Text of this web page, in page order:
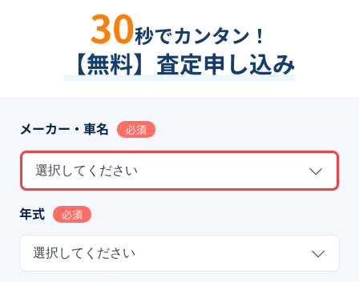
30秒でカンタン！
【無料】査定申し込み
メーカー・車名 必須
選択してください
年式 必須
選択してください